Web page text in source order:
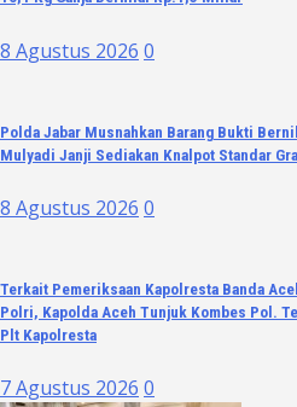
8 Agustus 2026 0
Polda Jabar Musnahkan Barang Bukti
Mulyadi Janji Sediakan Knalpot Standar
8 Agustus 2026 0
Terkait Pemeriksaan Kapolresta Banda
Polri, Kapolda Aceh Tunjuk Kombes Pol.
Plt Kapolresta
7 Agustus 2026 0